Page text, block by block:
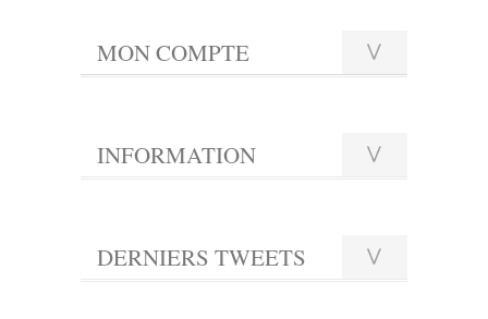
MON COMPTE
INFORMATION
DERNIERS TWEETS